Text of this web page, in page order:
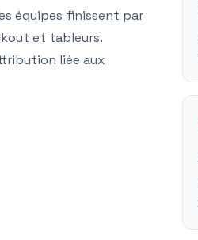
équipes finissent par
et tableurs.
liée aux